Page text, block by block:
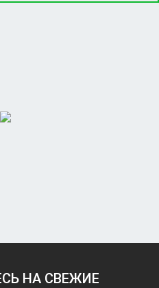
НА СВЕЖИЕ